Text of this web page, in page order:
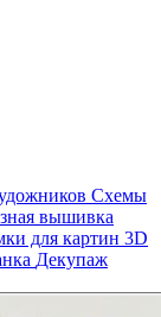
Схемы
вышивка
для картин 3D
Декупаж